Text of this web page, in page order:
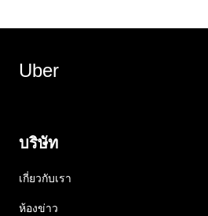
Uber
บริษัท
เกี่ยวกับเรา
ห้องข่าว